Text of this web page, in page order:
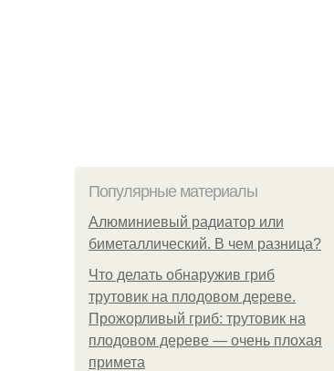
Популярные материалы
Алюминиевый радиатор или
биметаллический. В чем разница?
Что делать обнаружив гриб
трутовик на плодовом дереве.
Прожорливый гриб: трутовик на
плодовом дереве — очень плохая
примета